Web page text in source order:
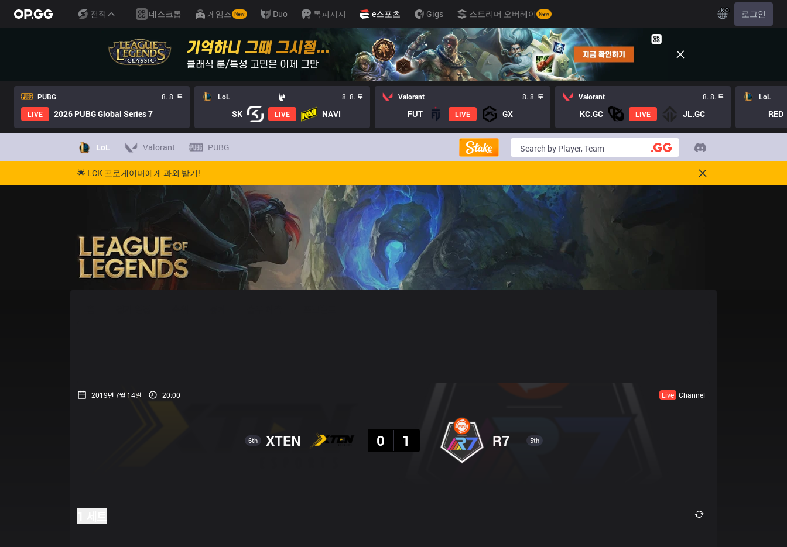
전적 데스크톱 게임즈 New Duo 톡피지지 e스포츠 Gigs 스트리머 오버레이 New KO 로그인
PUBG
8. 8. 토
LIVE
2026 PUBG Global Series 7
LoL 8. 8. 토
SK LIVE NAVI
Valorant 8. 8. 토
FUT LIVE GX
Valorant 8. 8. 토
KC.GC LIVE JL.GC
LoL
RED
LoL Valorant PUBG
🌟 LCK 프로게이머에게 과외 받기!
2019년 7월 14일 20:00 Live Channel
6th XTEN
0
1 R7 5th